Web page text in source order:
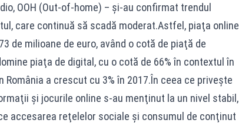
OOH (Out-of-home) – şi-au confirmat trendul
care continuă să scadă moderat.Astfel, piaţa online
de milioane de euro, având o cotă de piaţă de
piaţa de digital, cu o cotă de 66% în contextul în
a crescut cu 3% în 2017.În ceea ce priveşte
şi jocurile online s-au menţinut la un nivel stabil,
accesarea reţelelor sociale şi consumul de conţinut